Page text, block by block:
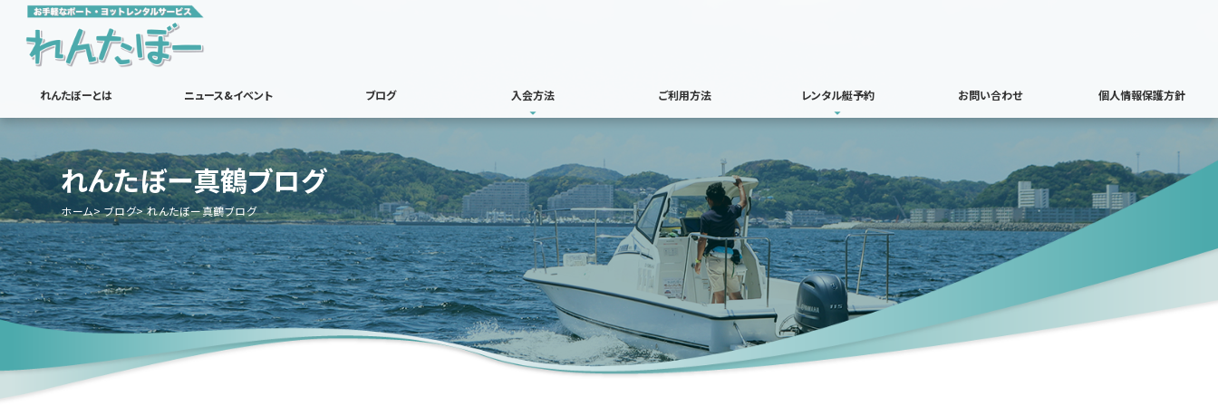
れんたぼーとは ニュース&イベント ブログ 入会方法 ご利用方法 レンタル艇予約 お問い合わせ 個人情報保護方針
れんたぼー真鶴ブログ
ホーム ブログ れんたぼー真鶴ブログ